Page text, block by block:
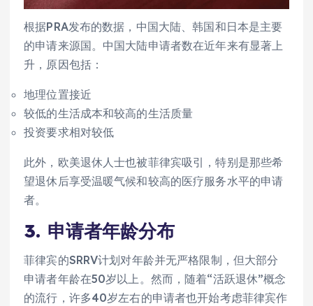
根据PRA发布的数据，中国大陆、韩国和日本是主要
的申请来源国。中国大陆申请者数在近年来有显著上
升，原因包括：
地理位置接近
较低的生活成本和较高的生活质量
投资要求相对较低
此外，欧美退休人士也被菲律宾吸引，特别是那些希
望退休后享受温暖气候和较高的医疗服务水平的申请
者。
3. 申请者年龄分布
菲律宾的SRRV计划对年龄并无严格限制，但大部分
申请者年龄在50岁以上。然而，随着“活跃退休”概念
的流行，许多40岁左右的申请者也开始考虑菲律宾作